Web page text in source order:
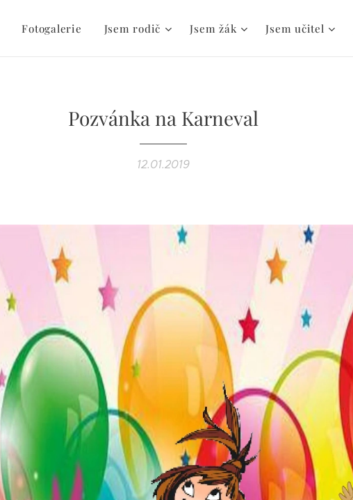
Fotogalerie Jsem rodič Jsem žák Jsem učitel
Pozvánka na Karneval
12.01.2019